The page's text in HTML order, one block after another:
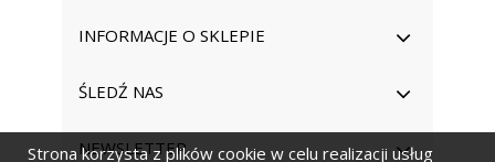
INFORMACJE O SKLEPIE
ŚLEDŹ NAS
NEWSLETTER
Strona korzysta z plików cookie w celu realizacji usług